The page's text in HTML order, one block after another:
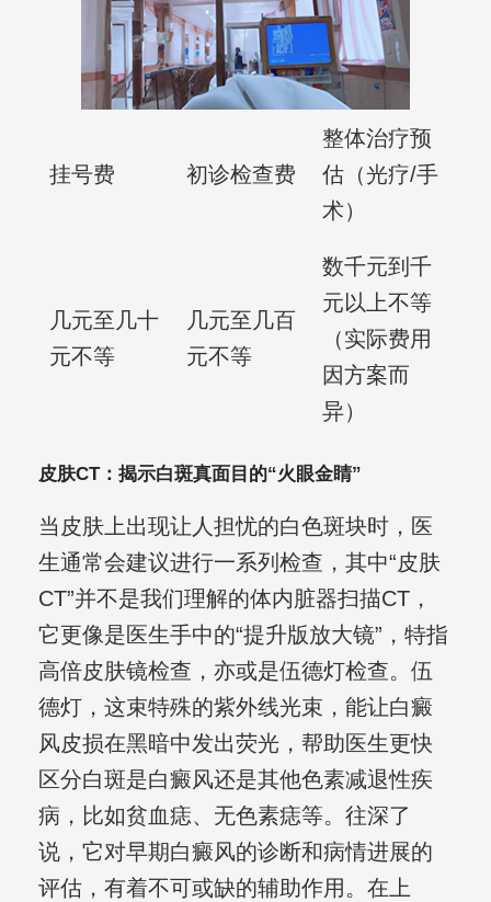
挂号费 初诊检查费
整体治疗预
估（光疗/手
术）
几元至几十
元不等
几元至几百
元不等
数千元到千
元以上不等
（实际费用
因方案而
异）
皮肤CT：揭示白斑真面目的“火眼金睛”
当皮肤上出现让人担忧的白色斑块时，医
生通常会建议进行一系列检查，其中“皮肤
CT”并不是我们理解的体内脏器扫描CT，
它更像是医生手中的“提升版放大镜”，特指
高倍皮肤镜检查，亦或是伍德灯检查。伍
德灯，这束特殊的紫外线光束，能让白癜
风皮损在黑暗中发出荧光，帮助医生更快
区分白斑是白癜风还是其他色素减退性疾
病，比如贫血痣、无色素痣等。往深了
说，它对早期白癜风的诊断和病情进展的
评估，有着不可或缺的辅助作用。在上